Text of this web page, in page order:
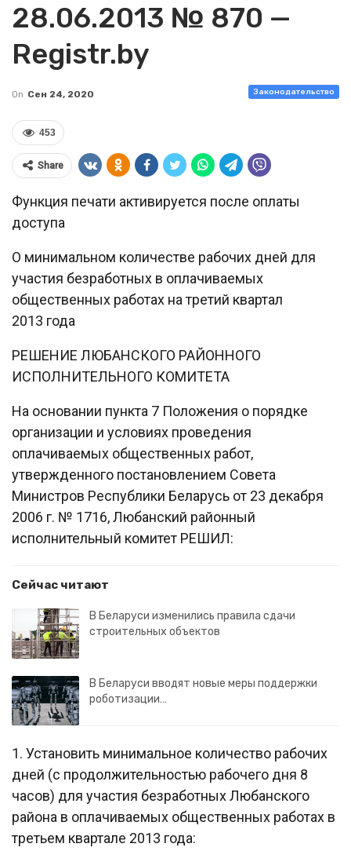
28.06.2013 № 870 —
Registr.by
Законодательство
On Сен 24, 2020
453
Share
Функция печати активируется после оплаты
доступа
О минимальном количестве рабочих дней для
участия безработных в оплачиваемых
общественных работах на третий квартал
2013 года
РЕШЕНИЕ ЛЮБАНСКОГО РАЙОННОГО
ИСПОЛНИТЕЛЬНОГО КОМИТЕТА
На основании пункта 7 Положения о порядке
организации и условиях проведения
оплачиваемых общественных работ,
утвержденного постановлением Совета
Министров Республики Беларусь от 23 декабря
2006 г. № 1716, Любанский районный
исполнительный комитет РЕШИЛ:
Сейчас читают
В Беларуси изменились правила сдачи
строительных объектов
В Беларуси вводят новые меры поддержки
роботизации…
1. Установить минимальное количество рабочих
дней (с продолжительностью рабочего дня 8
часов) для участия безработных Любанского
района в оплачиваемых общественных работах в
третьем квартале 2013 года: